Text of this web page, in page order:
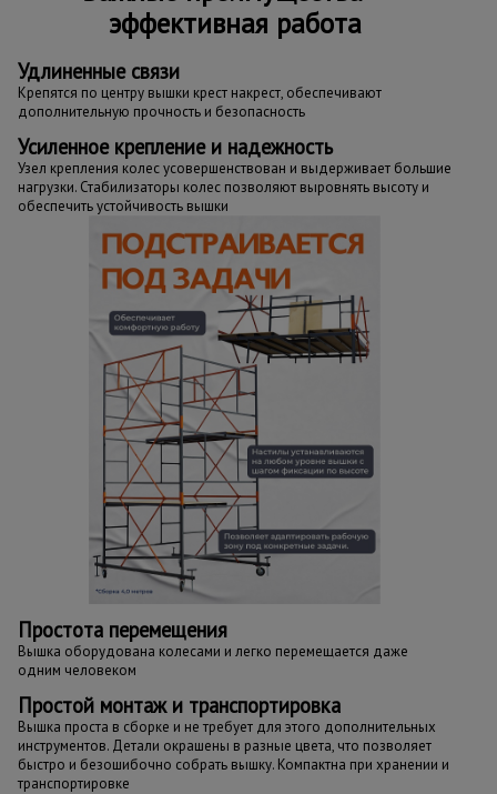
эффективная работа
Удлиненные связи
Крепятся по центру вышки крест накрест, обеспечивают
дополнительную прочность и безопасность
Усиленное крепление и надежность
Узел крепления колес усовершенствован и выдерживает большие
нагрузки. Стабилизаторы колес позволяют выровнять высоту и
обеспечить устойчивость вышки
Простота перемещения
Вышка оборудована колесами и легко перемещается даже
одним человеком
Простой монтаж и транспортировка
Вышка проста в сборке и не требует для этого дополнительных
инструментов. Детали окрашены в разные цвета, что позволяет
быстро и безошибочно собрать вышку. Компактна при хранении и
транспортировке